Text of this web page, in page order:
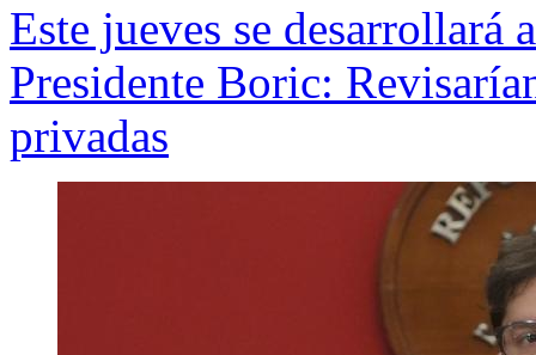
Este jueves se desarrollará
Presidente Boric:
privadas